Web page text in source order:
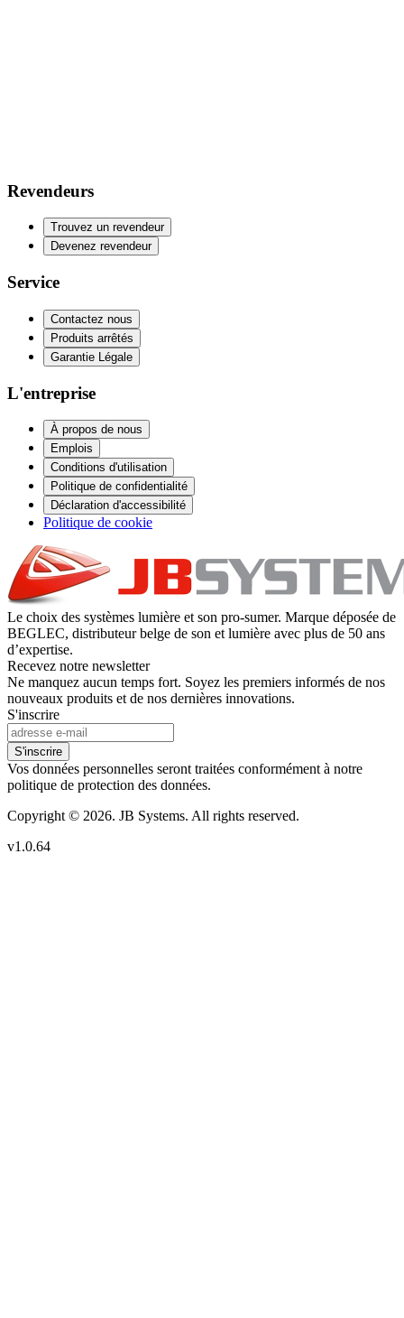
Revendeurs
Trouvez un revendeur
Devenez revendeur
Service
Contactez nous
Produits arrêtés
Garantie Légale
L'entreprise
À propos de nous
Emplois
Conditions d'utilisation
Politique de confidentialité
Déclaration d'accessibilité
Politique de cookie
Le choix des systèmes lumière et son pro-sumer. Marque déposée de
BEGLEC, distributeur belge de son et lumière avec plus de 50 ans
d’expertise.
Recevez notre newsletter
Ne manquez aucun temps fort. Soyez les premiers informés de nos
nouveaux produits et de nos dernières innovations.
S'inscrire
S'inscrire
Vos données personnelles seront traitées conformément à notre
politique de protection des données.
Copyright © 2026. JB Systems. All rights reserved.
v1.0.64